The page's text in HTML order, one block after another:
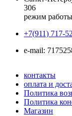
306
режим
+7(911) 717-
e-mail:
контакты
оплата и
Политика
Политика
Магазин